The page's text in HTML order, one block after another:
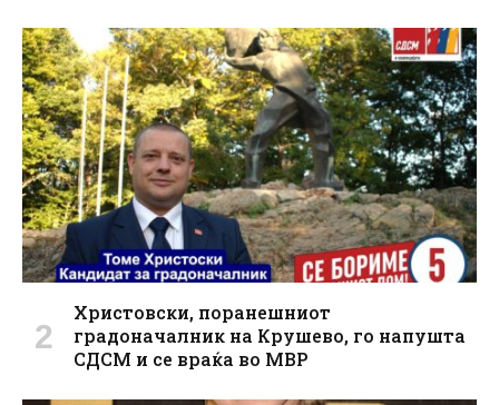
Христовски, поранешниот
градоначалник на Крушево, го напушта
СДСМ и се враќа во МВР